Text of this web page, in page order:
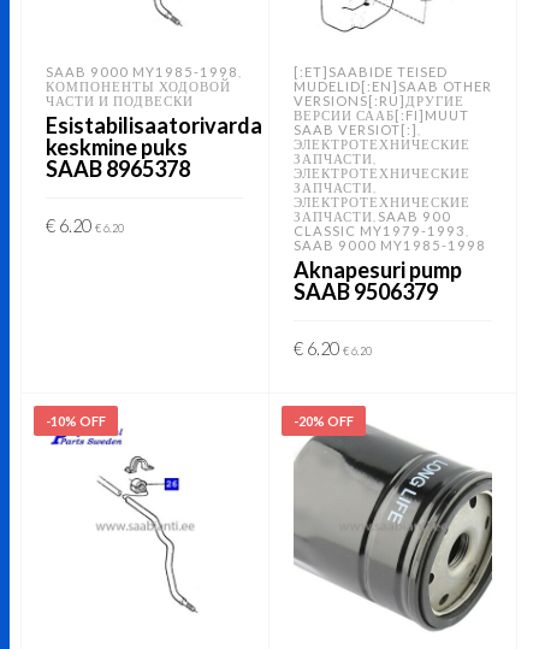
SAAB 9000 MY1985-1998
КОМПОНЕНТЫ ХОДОВОЙ
ЧАСТИ И ПОДВЕСКИ
Esistabilisaatorivarda
keskmine puks
SAAB 8965378
€6.20 €6.20
[:ET]SAABIDE TEISED
MUDELID[:EN]SAAB OTHER
VERSIONS[:RU]ДРУГИЕ
ВЕРСИИ СААБ[:FI]MUUT
SAAB VERSIOT[:]
ЭЛЕКТРОТЕХНИЧЕСКИЕ
ЗАПЧАСТИ
ЭЛЕКТРОТЕХНИЧЕСКИЕ
ЗАПЧАСТИ
ЭЛЕКТРОТЕХНИЧЕСКИЕ
ЗАПЧАСТИ SAAB 900
CLASSIC MY1979-1993
SAAB 9000 MY1985-1998
Aknapesuri pump
SAAB 9506379
€ 6.20 €6.20
-10% OFF
-20% OFF